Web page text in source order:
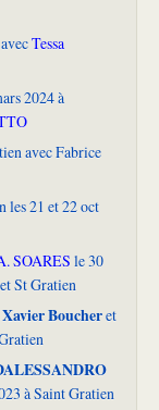
Tessa
2024 à
avec Fabrice
les 21 et 22 oct
SOARES le 30
St Gratien
Xavier Boucheret
à Saint Gratien